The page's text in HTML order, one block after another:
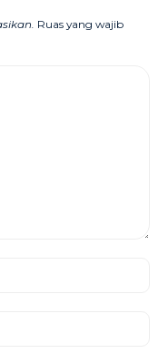
Ruas yang wajib